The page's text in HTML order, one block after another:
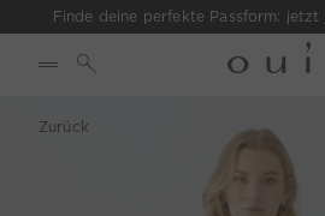
Finde deine perfekte Passform: jetzt
Zurück